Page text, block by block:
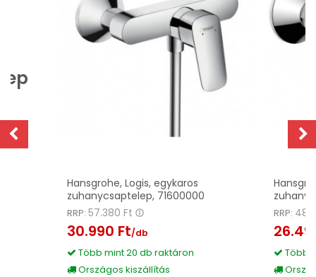
Hansgrohe, Logis, egykaros
zuhanycsaptelep, 71600000
RRP: 57.380 Ft
30.990 Ft/db
Több mint 20 db raktáron
Országos kiszállítás
zuhany
RRP:
Több